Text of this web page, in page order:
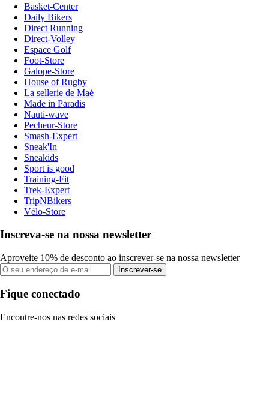
Basket-Center
Daily Bikers
Direct Running
Direct-Volley
Espace Golf
Foot-Store
Galope-Store
House of Rugby
La sellerie de Maé
Made in Paradis
Nauti-wave
Pecheur-Store
Smash-Expert
Sneak'In
Sneakids
Sport is good
Training-Fit
Trek-Expert
TripNBikers
Vélo-Store
Inscreva-se na nossa newsletter
Aproveite 10% de desconto ao inscrever-se na nossa newsletter
Inscrever-se
Fique conectado
Encontre-nos nas redes sociais